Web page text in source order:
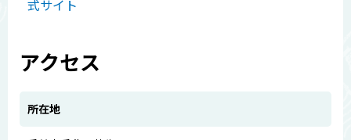
式サイト
アクセス
所在地